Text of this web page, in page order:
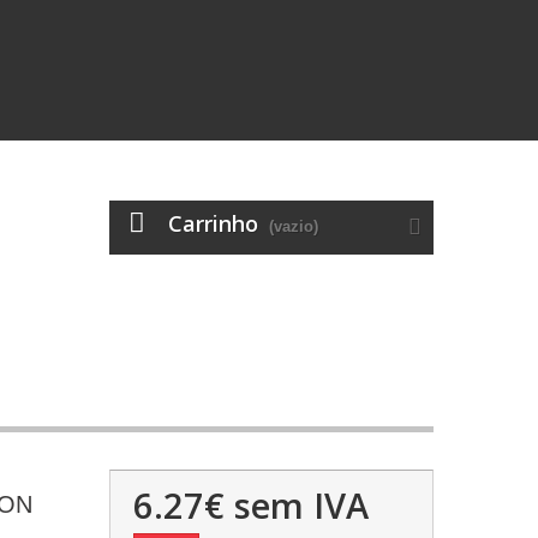
Carrinho (vazio)
6.27€ sem IVA